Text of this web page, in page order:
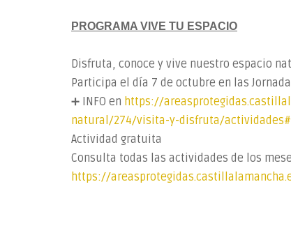
PROGRAMA VIVE TU ESPACIO
Disfruta, conoce y vive nuestro espacio
Participa el día 7 de octubre en las
➕ INFO en https://
natural/274/visita-y-disfruta/
Actividad gratuita
Consulta todas las actividades de los
https://